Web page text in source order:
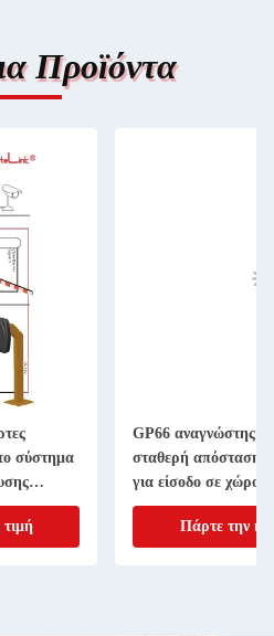
Προϊόντα
σύστημα
GP66 αναγνώστης
σταθερή απόσταση
για είσοδο σε χώρο
αυτοκινήτων
Πάρτε την